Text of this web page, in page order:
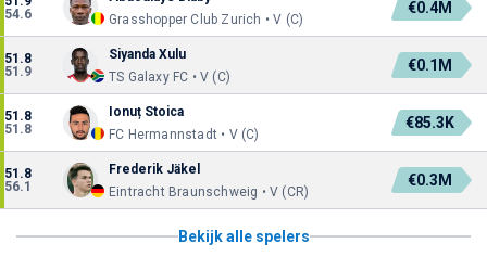
54.6
Grasshopper Club Zurich • V (C)
€0.4M
51.8
51.9
Siyanda Xulu
TS Galaxy FC • V (C)
€0.1M
51.8
51.8
Ionuț Stoica
FC Hermannstadt • V (C)
€85.3K
51.8
56.1
Frederik Jäkel
Eintracht Braunschweig • V (CR)
€0.3M
Bekijk alle spelers